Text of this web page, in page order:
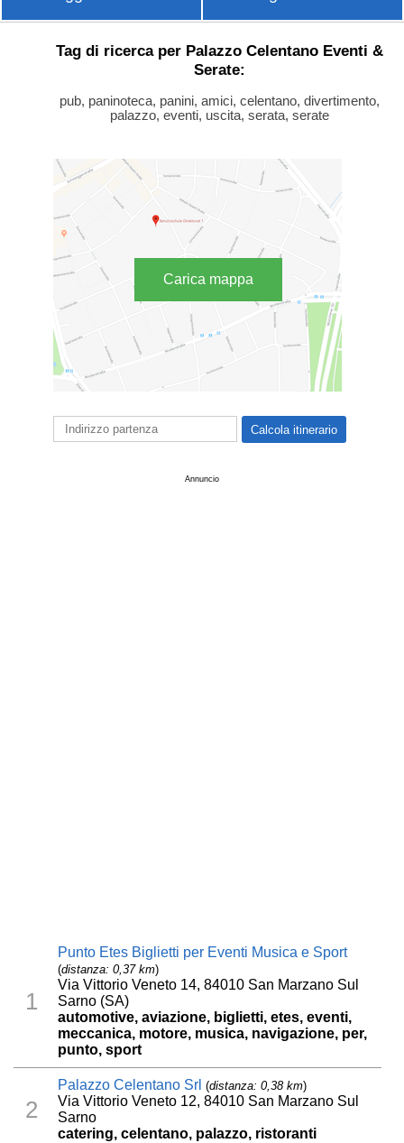
Tag di ricerca per Palazzo Celentano Eventi &
Serate:
pub, paninoteca, panini, amici, celentano, divertimento,
palazzo, eventi, uscita, serata, serate
Carica mappa
Annuncio
1
Punto Etes Biglietti per Eventi Musica e Sport
(distanza: 0,37 km)
Via Vittorio Veneto 14, 84010 San Marzano Sul
Sarno (SA)
automotive, aviazione, biglietti, etes, eventi,
meccanica, motore, musica, navigazione, per,
punto, sport
2
Palazzo Celentano Srl (distanza: 0,38 km)
Via Vittorio Veneto 12, 84010 San Marzano Sul
Sarno
catering, celentano, palazzo, ristoranti